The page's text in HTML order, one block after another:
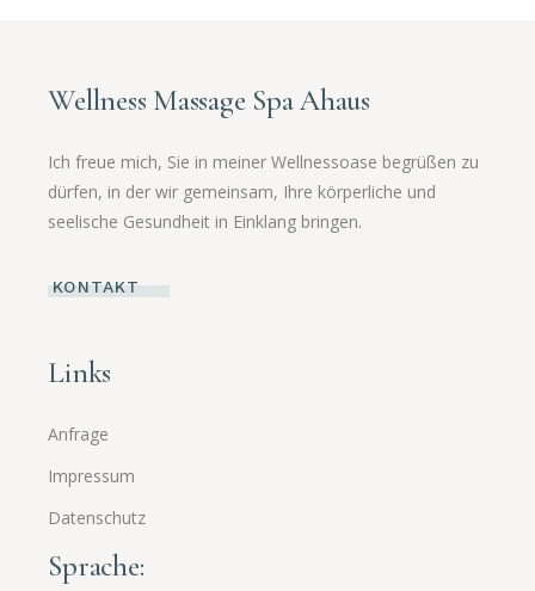
Wellness Massage Spa Ahaus
Ich freue mich, Sie in meiner Wellnessoase begrüßen zu
dürfen, in der wir gemeinsam, Ihre körperliche und
seelische Gesundheit in Einklang bringen.
KONTAKT
Links
Anfrage
Impressum
Datenschutz
Sprache: